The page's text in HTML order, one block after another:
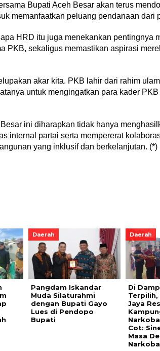
Bupati Aceh Besar akan terus
memanfaatkan peluang pendanaan dari
HRD itu juga menekankan pentingnya
PKB, sekaligus memastikan aspirasi
akar kita. PKB lahir dari rahim
untuk mengingatkan para kader
ini diharapkan tidak hanya
internal partai serta mempererat
yang inklusif dan berkelanjutan. (*)
Daerah
Pangdam Iskandar
Muda Silaturahmi
dengan Bupati Gayo
Lues di Pendopo
Bupati
Daerah
Di
Terpilih,
Jaya
Cot:
Masa
Narkoba